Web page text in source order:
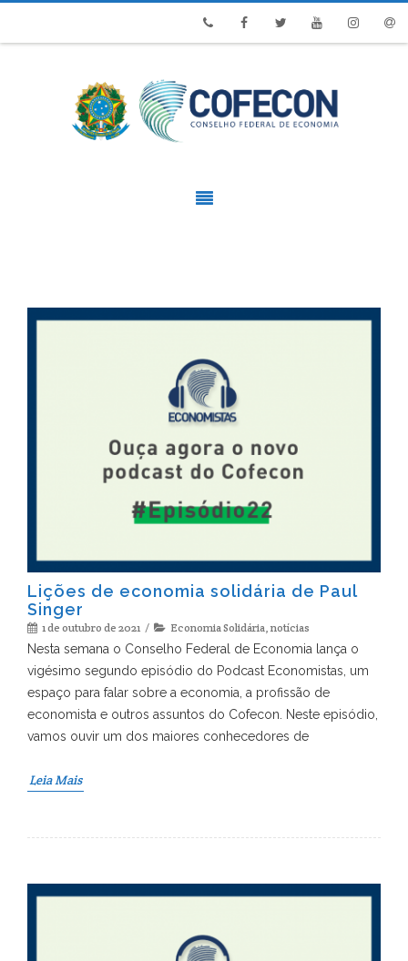
Lições de economia solidária de Paul
Singer
1 de outubro de 2021 Economia Solidária, notícias
Nesta semana o Conselho Federal de Economia lança o
vigésimo segundo episódio do Podcast Economistas, um
espaço para falar sobre a economia, a profissão de
economista e outros assuntos do Cofecon. Neste episódio,
vamos ouvir um dos maiores conhecedores de
Leia Mais